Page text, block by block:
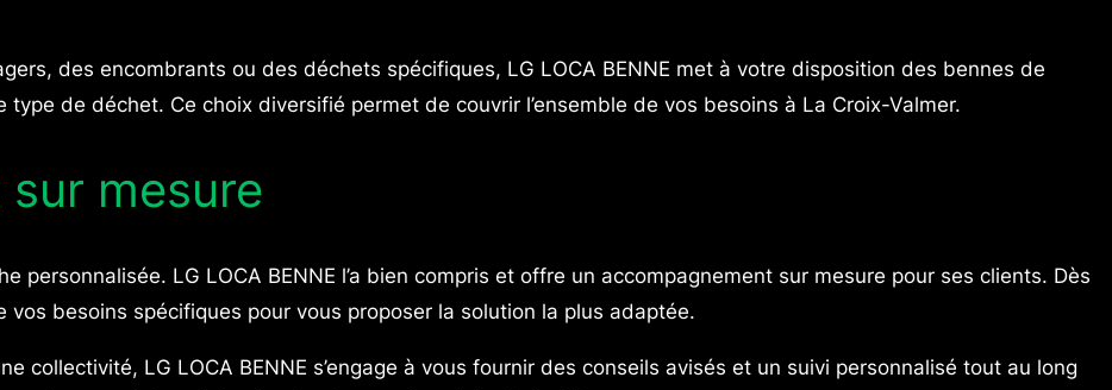
des encombrants ou des déchets spécifiques, LG LOCA BENNE met à votre disposition des bennes de
de déchet. Ce choix diversifié permet de couvrir l’ensemble de vos besoins à La Croix-Valmer.
mesure
personnalisée. LG LOCA BENNE l’a bien compris et offre un accompagnement sur mesure pour ses clients. Dès
vos besoins spécifiques pour vous proposer la solution la plus adaptée.
collectivité, LG LOCA BENNE s’engage à vous fournir des conseils avisés et un suivi personnalisé tout au long